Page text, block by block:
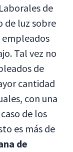
de
de luz sobre
empleados
Tal vez no
de
cantidad
con una
de los
es más de
de